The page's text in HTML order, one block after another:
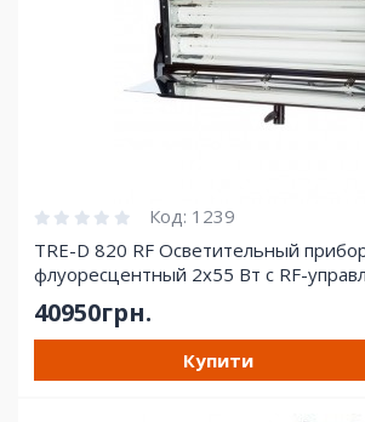
Код: 1239
TRE-D 820 RF Осветительный
флуоресцентный 2х55 Вт c RF-
40950грн.
Купити